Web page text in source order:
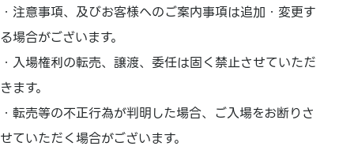
・注意事項、及びお客様へのご案内事項は追加・変更す
る場合がございます。
・入場権利の転売、譲渡、委任は固く禁止させていただ
きます。
・転売等の不正行為が判明した場合、ご入場をお断りさ
せていただく場合がございます。